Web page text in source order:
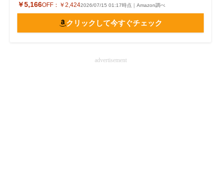
￥5,166OFF： ￥2,4242026/07/15 01:17時点｜Amazon調べ
クリックして今すぐチェック
advertisement